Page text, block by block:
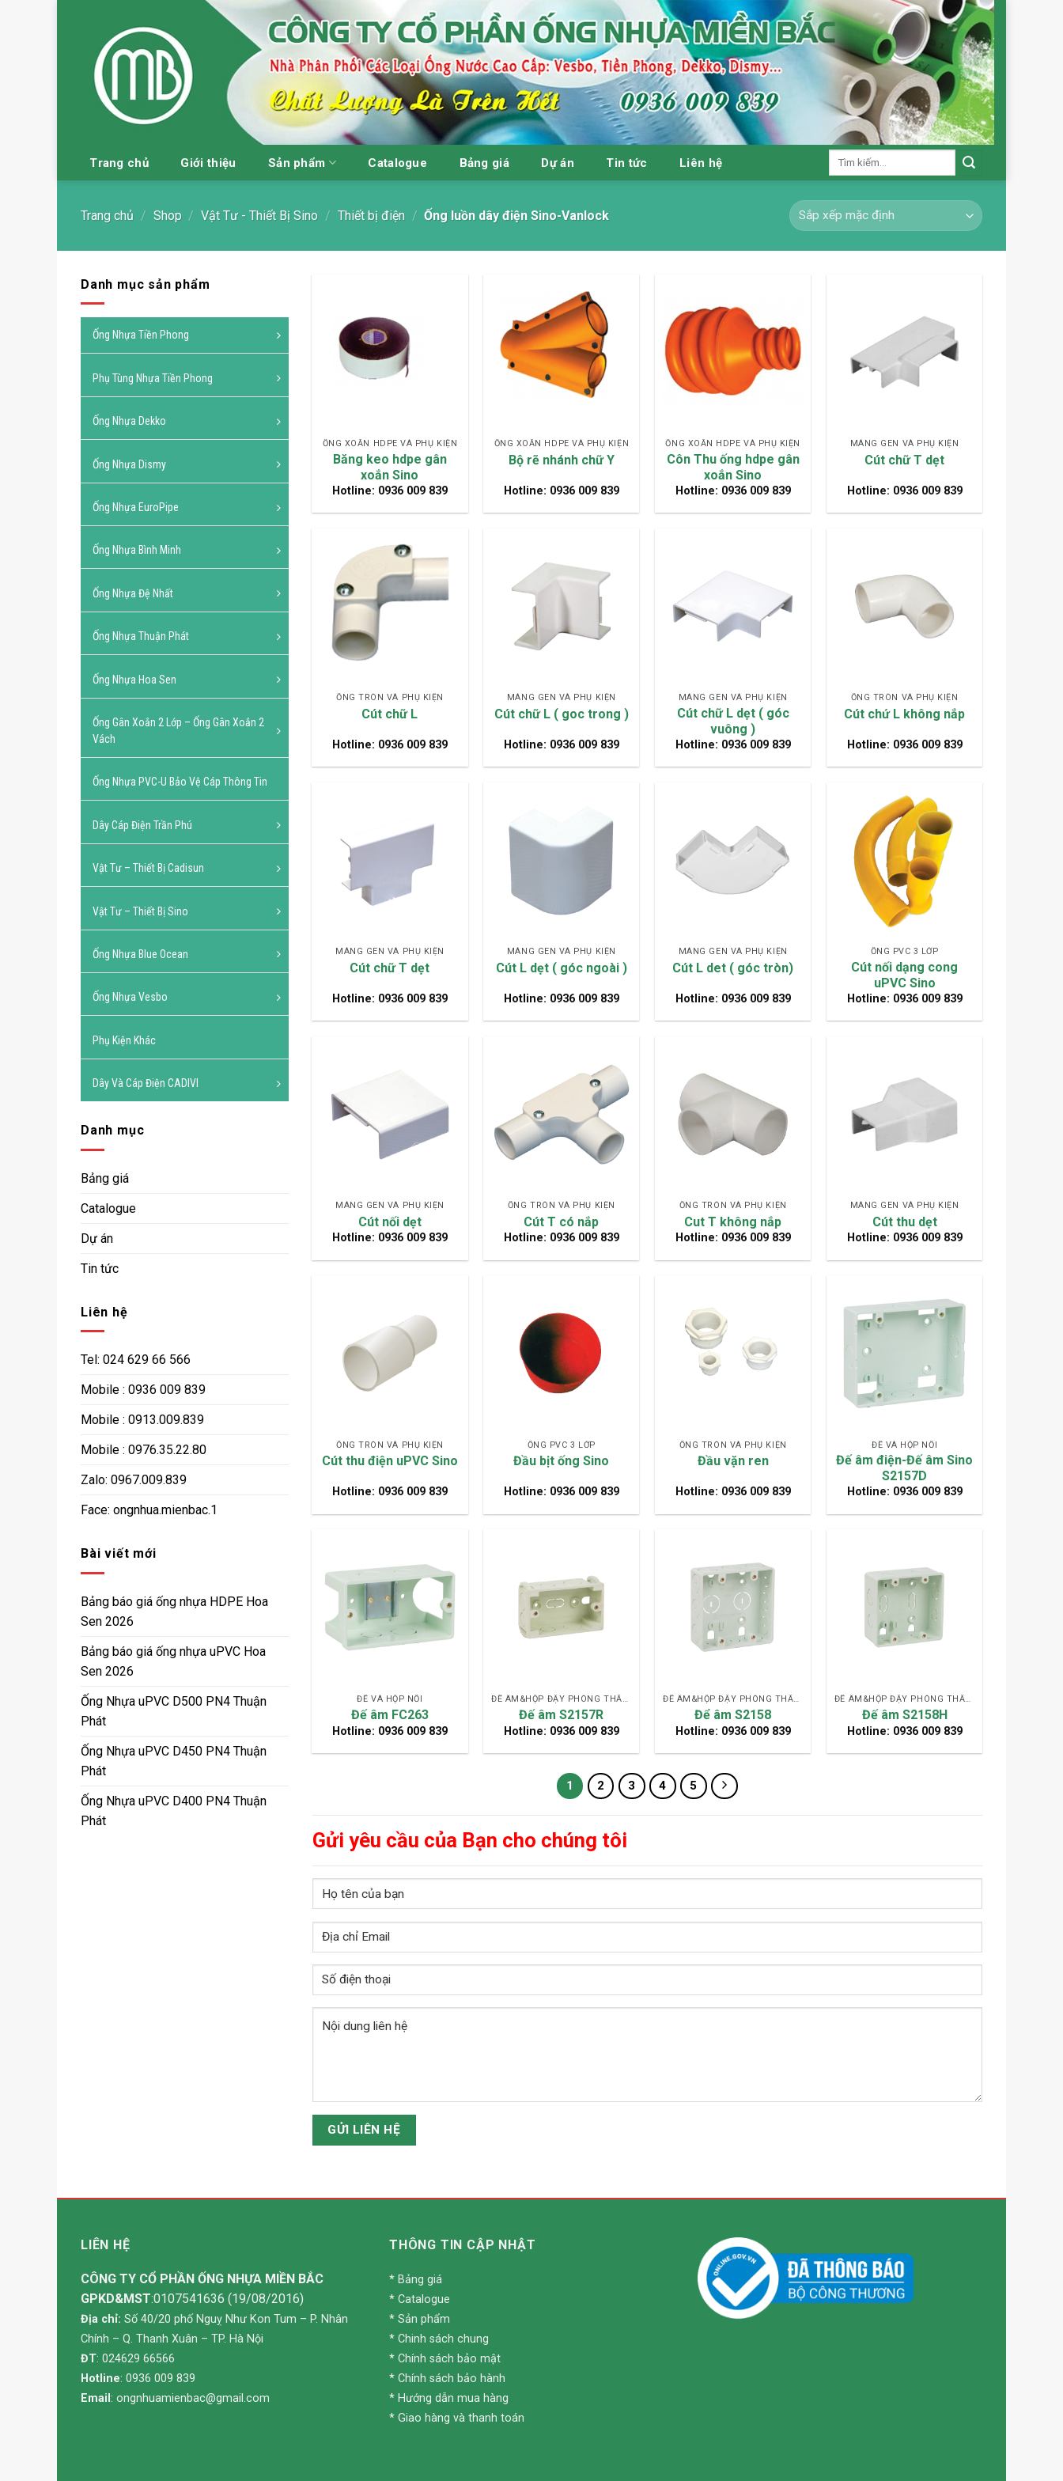
Trang chủ Giới thiệu Sản phẩm Catalogue Bảng giá Dự án Tin tức Liên hệ
Tìm
Trang chủ / Shop / Vật Tư - Thiết Bị Sino / Thiết bị điện / Ống luồn dây điện Sino-Vanlock
Danh mục sản phẩm
Ống Nhựa Tiền Phong
Phụ Tùng Nhựa Tiền Phong
Ống Nhựa Dekko
Ống Nhựa Dismy
Ống Nhựa EuroPipe
Ống Nhựa Bình Minh
Ống Nhựa Đệ Nhất
Ống Nhựa Thuận Phát
Ống Nhựa Hoa Sen
Ống Gân Xoắn 2 Lớp – Ống Gân Xoắn 2
Vách
Ống Nhựa PVC-U Bảo Vệ Cáp Thông Tin
Dây Cáp Điện Trần Phú
Vật Tư – Thiết Bị Cadisun
Vật Tư – Thiết Bị Sino
Ống Nhựa Blue Ocean
Ống Nhựa Vesbo
Phụ Kiện Khác
Dây Và Cáp Điện CADIVI
Danh mục
Bảng giá
Catalogue
Dự án
Tin tức
Liên hệ
Tel: 024 629 66 566
Mobile : 0936 009 839
Mobile : 0913.009.839
Mobile : 0976.35.22.80
Zalo: 0967.009.839
Face: ongnhua.mienbac.1
Bài viết mới
Bảng báo giá ống nhựa HDPE Hoa
Sen 2026
Bảng báo giá ống nhựa uPVC Hoa
Sen 2026
Ống Nhựa uPVC D500 PN4 Thuận
Phát
Ống Nhựa uPVC D450 PN4 Thuận
Phát
Ống Nhựa uPVC D400 PN4 Thuận
Phát
ỐNG XOẮN HDPE VÀ PHỤ KIỆN
Băng keo hdpe gân
xoắn Sino
Hotline: 0936 009 839
ỐNG XOẮN HDPE VÀ PHỤ KIỆN
Bộ rẽ nhánh chữ Y
Hotline: 0936 009 839
ỐNG XOẮN HDPE VÀ PHỤ KIỆN
Côn Thu ống hdpe gân
xoắn Sino
Hotline: 0936 009 839
MÁNG GEN VÀ PHỤ KIỆN
Cút chữ T dẹt
Hotline: 0936 009 839
ỐNG TRÒN VÀ PHỤ KIỆN
Cút chữ L
Hotline: 0936 009 839
MÁNG GEN VÀ PHỤ KIỆN
Cút chữ L ( goc trong )
Hotline: 0936 009 839
MÁNG GEN VÀ PHỤ KIỆN
Cút chữ L dẹt ( góc
vuông )
Hotline: 0936 009 839
ỐNG TRÒN VÀ PHỤ KIỆN
Cút chứ L không nắp
Hotline: 0936 009 839
MÁNG GEN VÀ PHỤ KIỆN
Cút chữ T dẹt
Hotline: 0936 009 839
MÁNG GEN VÀ PHỤ KIỆN
Cút L dẹt ( góc ngoài )
Hotline: 0936 009 839
MÁNG GEN VÀ PHỤ KIỆN
Cút L det ( góc tròn)
Hotline: 0936 009 839
ỐNG PVC 3 LỚP
Cút nối dạng cong
uPVC Sino
Hotline: 0936 009 839
MÁNG GEN VÀ PHỤ KIỆN
Cút nối dẹt
Hotline: 0936 009 839
ỐNG TRÒN VÀ PHỤ KIỆN
Cút T có nắp
Hotline: 0936 009 839
ỐNG TRÒN VÀ PHỤ KIỆN
Cut T không nắp
Hotline: 0936 009 839
MÁNG GEN VÀ PHỤ KIỆN
Cút thu dẹt
Hotline: 0936 009 839
ỐNG TRÒN VÀ PHỤ KIỆN
Cút thu điện uPVC Sino
Hotline: 0936 009 839
ỐNG PVC 3 LỚP
Đầu bịt ống Sino
Hotline: 0936 009 839
ỐNG TRÒN VÀ PHỤ KIỆN
Đầu vặn ren
Hotline: 0936 009 839
ĐẾ VÀ HỘP NỐI
Đế âm điện-Đế âm Sino
S2157D
Hotline: 0936 009 839
ĐẾ VÀ HỘP NỐI
Đế âm FC263
Hotline: 0936 009 839
Đế âm S2157R
Hotline: 0936 009 839
Để âm S2158
Hotline: 0936 009 839
Đế âm S2158H
Hotline: 0936 009 839
1 2 3 4 5
Gửi yêu cầu của Bạn cho chúng tôi
LIÊN HỆ
CÔNG TY CỔ PHẦN ỐNG NHỰA MIỀN BẮC
GPKD&MST:0107541636 (19/08/2016)
Địa chỉ: Số 40/20 phố Nguỵ Như Kon Tum – P. Nhân
Chính – Q. Thanh Xuân – TP. Hà Nội
ĐT: 024629 66566
Hotline: 0936 009 839
Email : ongnhuamienbac@gmail.com
THÔNG TIN CẬP NHẬT
* Bảng giá
* Catalogue
* Sản phẩm
* Chinh sách chung
* Chính sách bảo mật
* Chính sách bảo hành
* Hướng dẫn mua hàng
* Giao hàng và thanh toán